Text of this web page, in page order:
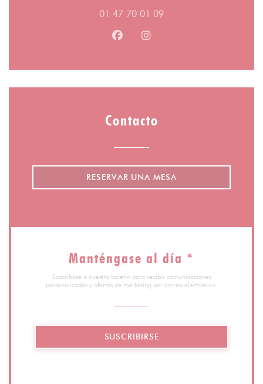
01 47 70 01 09
Facebook ((abre en una nueva
Instagram ((abre en una
Contacto
RESERVAR UNA MESA
Manténgase al día *
Suscríbase a nuestro boletín para recibir comunicaciones
personalizadas y ofertas de marketing por correo electrónico.
SUSCRIBIRSE